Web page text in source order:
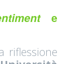
e
riflessione